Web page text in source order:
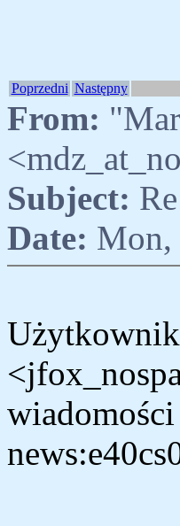
Poprzedni Następny
From:
Subject:
Date: Mon,
wiadomości